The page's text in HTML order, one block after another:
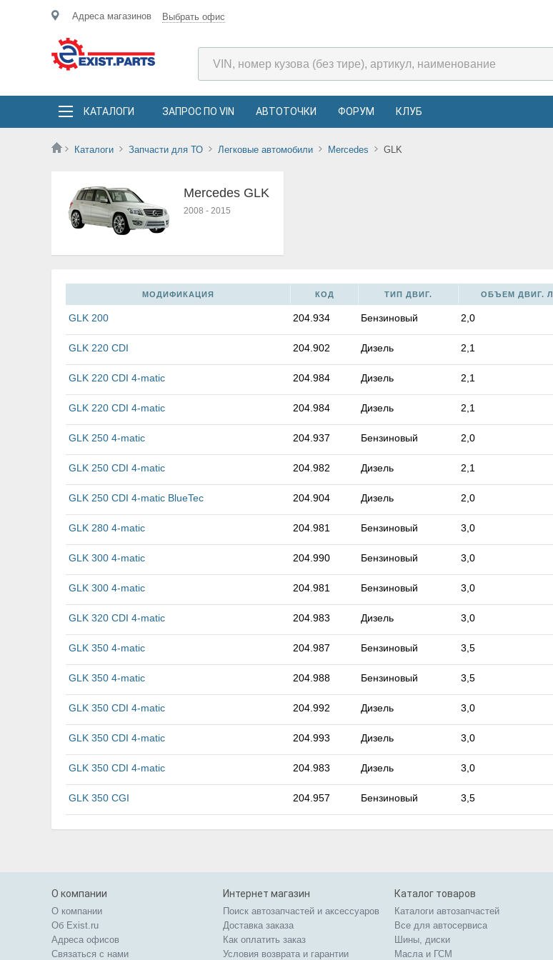
Адреса магазинов Выбрать офис
КАТАЛОГИ ЗАПРОС ПО VIN АВТОТОЧКИ ФОРУМ КЛУБ
Каталоги Запчасти для ТО Легковые автомобили Mercedes GLK
Mercedes GLK
2008 - 2015
МОДИФИКАЦИЯ КОД ТИП ДВИГ. ОБЪЕМ ДВИГ. Л
GLK 200 204.934 Бензиновый 2,0
GLK 220 CDI 204.902 Дизель 2,1
GLK 220 CDI 4-matic 204.984 Дизель 2,1
GLK 220 CDI 4-matic 204.984 Дизель 2,1
GLK 250 4-matic 204.937 Бензиновый 2,0
GLK 250 CDI 4-matic 204.982 Дизель 2,1
GLK 250 CDI 4-matic BlueTec 204.904 Дизель 2,0
GLK 280 4-matic 204.981 Бензиновый 3,0
GLK 300 4-matic 204.990 Бензиновый 3,0
GLK 300 4-matic 204.981 Бензиновый 3,0
GLK 320 CDI 4-matic 204.983 Дизель 3,0
GLK 350 4-matic 204.987 Бензиновый 3,5
GLK 350 4-matic 204.988 Бензиновый 3,5
GLK 350 CDI 4-matic 204.992 Дизель 3,0
GLK 350 CDI 4-matic 204.993 Дизель 3,0
GLK 350 CDI 4-matic 204.983 Дизель 3,0
GLK 350 CGI 204.957 Бензиновый 3,5
О компании
О компании
Об Exist.ru
Адреса офисов
Связаться с нами
Интернет магазин
Поиск автозапчастей и аксессуаров
Доставка заказа
Как оплатить заказ
Условия возврата и гарантии
Каталог товаров
Каталоги автозапчастей
Все для автосервиса
Шины, диски
Масла и ГСМ